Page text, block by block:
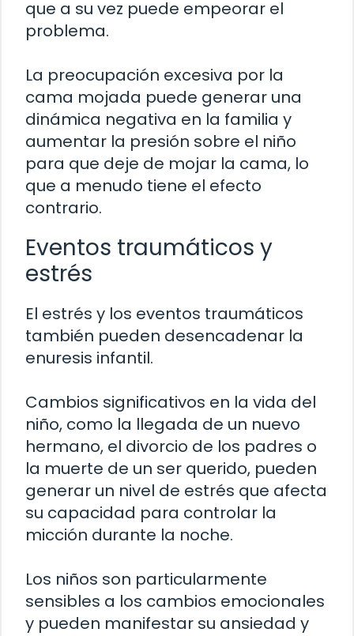
que a su vez puede empeorar el
problema.
La preocupación excesiva por la
cama mojada puede generar una
dinámica negativa en la familia y
aumentar la presión sobre el niño
para que deje de mojar la cama, lo
que a menudo tiene el efecto
contrario.
Eventos traumáticos y
estrés
El estrés y los eventos traumáticos
también pueden desencadenar la
enuresis infantil.
Cambios significativos en la vida del
niño, como la llegada de un nuevo
hermano, el divorcio de los padres o
la muerte de un ser querido, pueden
generar un nivel de estrés que afecta
su capacidad para controlar la
micción durante la noche.
Los niños son particularmente
sensibles a los cambios emocionales
y pueden manifestar su ansiedad y